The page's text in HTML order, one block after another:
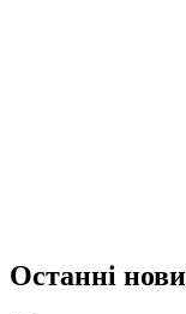
Останні